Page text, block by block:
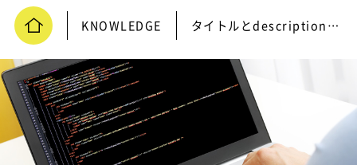
KNOWLEDGE タイトルとdescriptionは文字数を意識する！直ぐできるSEO対策